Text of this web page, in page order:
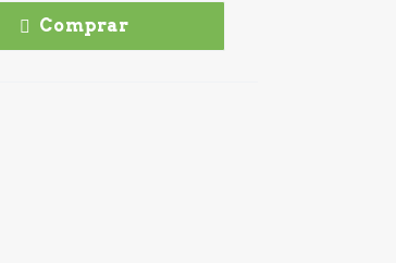
Comprar